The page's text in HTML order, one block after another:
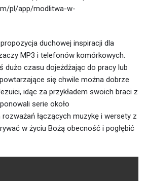
pl/app/modlitwa-w-
duchowej inspiracji dla
MP3 i telefonów komórkowych.
dużo czasu dojeżdżając do pracy lub
się chwile można dobrze
idąc za przykładem swoich braci z
serie około
łączących muzykę i wersety z
w życiu Bożą obecność i pogłębić